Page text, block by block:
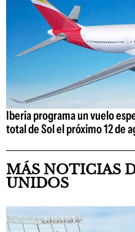
Iberia programa un vuelo
total de Sol el próximo 12 de
MÁS NOTICIAS
UNIDOS